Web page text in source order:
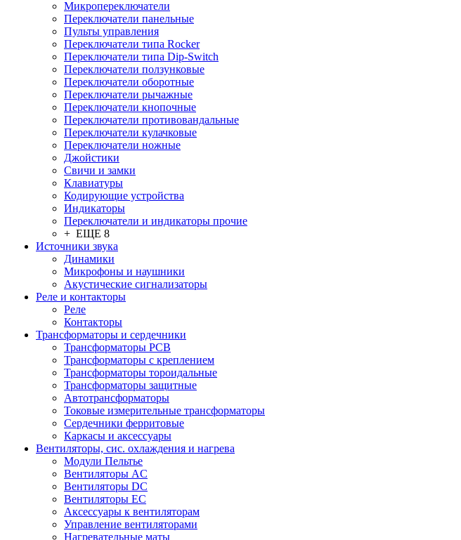
Микропереключатели
Переключатели панельные
Пульты управления
Переключатели типа Rocker
Переключатели типа Dip-Switch
Переключатели ползунковые
Переключатели оборотные
Переключатели рычажные
Переключатели кнопочные
Переключатели противовандальные
Переключатели кулачковые
Переключатели ножные
Джойстики
Свичи и замки
Клавиатуры
Кодирующие устройства
Индикаторы
Переключатели и индикаторы прочие
+ ЕЩЕ 8
Источники звука
Динамики
Микрофоны и наушники
Акустические сигнализаторы
Реле и контакторы
Реле
Контакторы
Трансформаторы и сердечники
Трансформаторы PCB
Трансформаторы с креплением
Трансформаторы тороидальные
Трансформаторы защитные
Автотрансформаторы
Токовые измерительные трансформаторы
Сердечники ферритовые
Каркасы и аксессуары
Вентиляторы, сис. охлаждения и нагрева
Модули Пельтье
Вентиляторы AC
Вентиляторы DC
Вентиляторы EC
Аксессуары к вентиляторам
Управление вентиляторами
Нагревательные маты